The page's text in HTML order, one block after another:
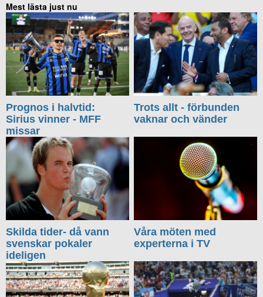
Mest lästa just nu
Prognos i halvtid:
Sirius vinner - MFF
missar
Trots allt - förbunden
vaknar och vänder
Skilda tider- då vann
svenskar pokaler
ideligen
Våra möten med
experterna i TV